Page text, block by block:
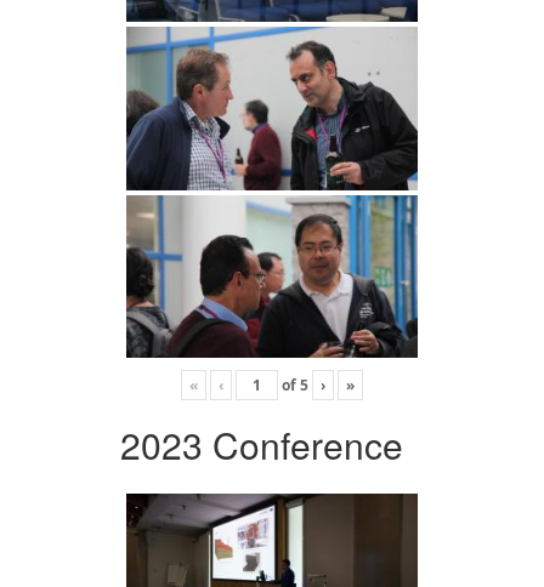
« ‹ of5 › »
2023 Conference